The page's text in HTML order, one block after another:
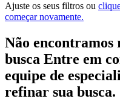
Ajuste os seus filtros ou
começar novamente.
Não encontramos
busca Entre em
equipe de
refinar sua busca.